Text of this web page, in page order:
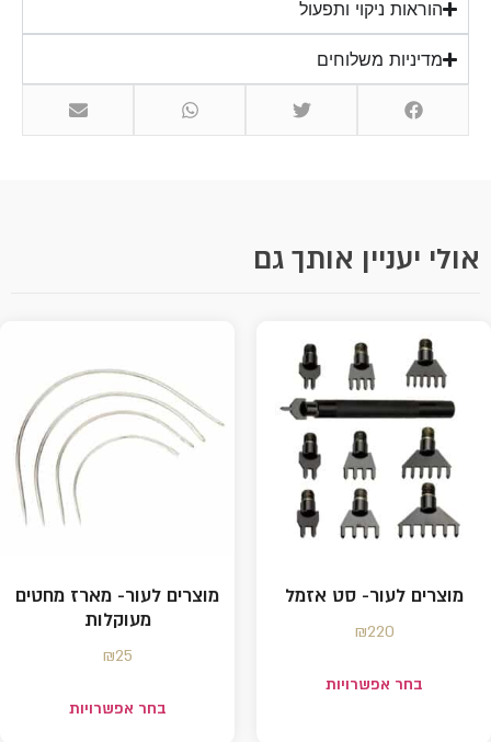
הוראות ניקוי ותפעול
מדיניות משלוחים
אולי יעניין אותך גם
מוצרים לעור- סט אזמל
₪220
בחר אפשרויות
מוצרים לעור- מארז מחטים
מעוקלות
₪25
בחר אפשרויות